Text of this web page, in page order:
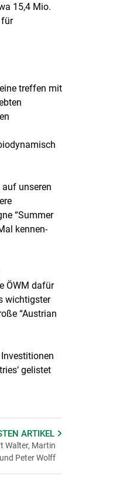
15,4 Mio.
treffen mit
unseren
“Summer
kennen-
ÖWM dafür
wichtigster
“Austrian
gelistet
ARTIKEL
Walter, Martin
Peter Wolff